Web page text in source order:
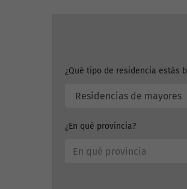
¿Qué tipo de residencia estás
¿En qué provincia?